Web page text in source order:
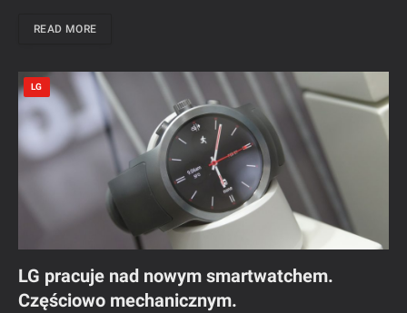
READ MORE
LG
LG pracuje nad nowym smartwatchem.
Częściowo mechanicznym.